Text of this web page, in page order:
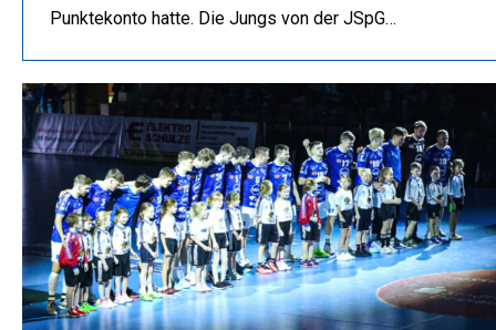
Punktekonto hatte. Die Jungs von der JSpG…